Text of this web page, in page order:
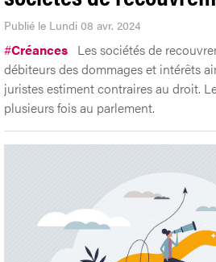
Publié le Lundi 08 avr. 2024
#Créances Les sociétés de
débiteurs des dommages et intérêts
juristes estiment contraires au droit.
plusieurs fois au parlement.